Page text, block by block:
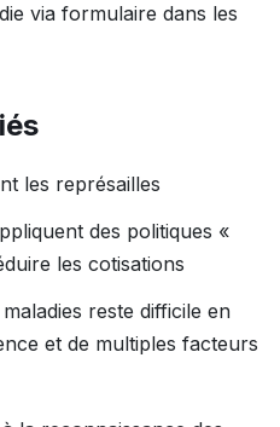
via formulaire dans les
les représailles
des politiques «
les cotisations
reste difficile en
et de multiples facteurs